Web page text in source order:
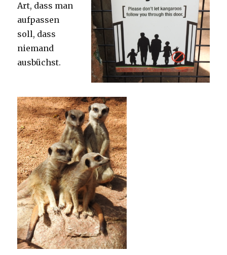
Art, dass man
aufpassen
soll, dass
niemand
ausbüchst.